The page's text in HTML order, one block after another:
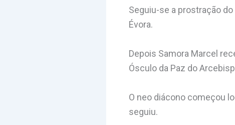
Seguiu-se a prostração
Évora.
Depois Samora Marcel
Ósculo da Paz do
O neo diácono começou
seguiu.